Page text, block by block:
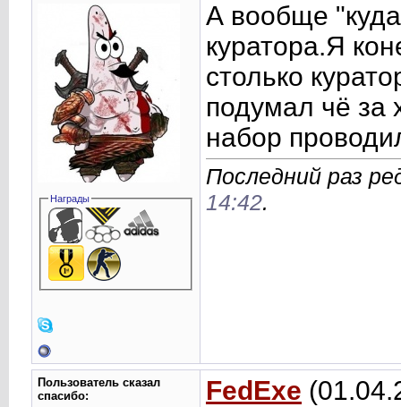
Награды
А вообще
куратора.Я
столько
подумал чё за
набор
Последний раз
14:42.
Пользователь сказал
cпасибо:
FedExe